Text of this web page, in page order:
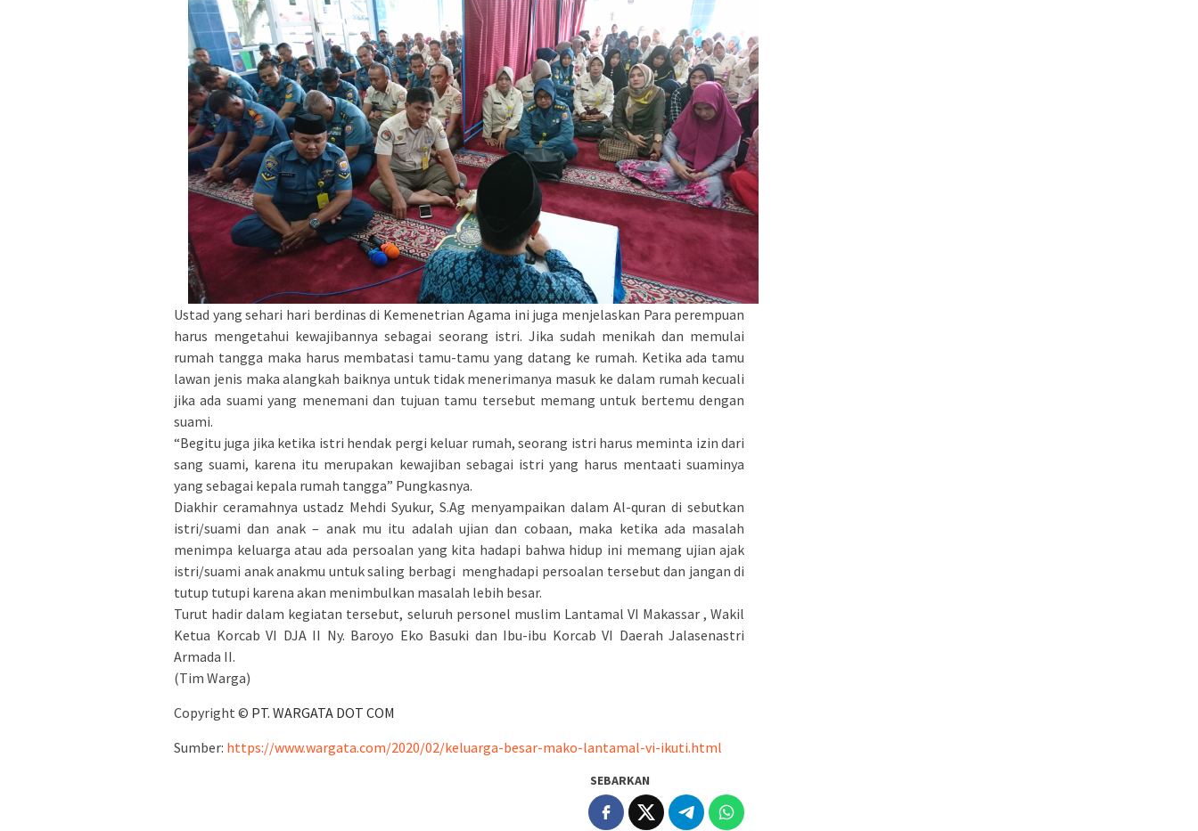
Ustad yang sehari hari berdinas di Kemenetrian Agama ini juga menjelaskan Para perempuan
harus mengetahui kewajibannya sebagai seorang istri. Jika sudah menikah dan memulai
rumah tangga maka harus membatasi tamu-tamu yang datang ke rumah. Ketika ada tamu
lawan jenis maka alangkah baiknya untuk tidak menerimanya masuk ke dalam rumah kecuali
jika ada suami yang menemani dan tujuan tamu tersebut memang untuk bertemu dengan
suami.
“Begitu juga jika ketika istri hendak pergi keluar rumah, seorang istri harus meminta izin dari
sang suami, karena itu merupakan kewajiban sebagai istri yang harus mentaati suaminya
yang sebagai kepala rumah tangga” Pungkasnya.
Diakhir ceramahnya ustadz Mehdi Syukur, S.Ag menyampaikan dalam Al-quran di sebutkan
istri/suami dan anak – anak mu itu adalah ujian dan cobaan, maka ketika ada masalah
menimpa keluarga atau ada persoalan yang kita hadapi bahwa hidup ini memang ujian ajak
istri/suami anak anakmu untuk saling berbagi menghadapi persoalan tersebut dan jangan di
tutup tutupi karena akan menimbulkan masalah lebih besar.
Turut hadir dalam kegiatan tersebut, seluruh personel muslim Lantamal VI Makassar , Wakil
Ketua Korcab VI DJA II Ny. Baroyo Eko Basuki dan Ibu-ibu Korcab VI Daerah Jalasenastri
Armada II.
(Tim Warga)
Copyright © PT. WARGATA DOT COM
Sumber: https://www.wargata.com/2020/02/keluarga-besar-mako-lantamal-vi-ikuti.html
SEBARKAN